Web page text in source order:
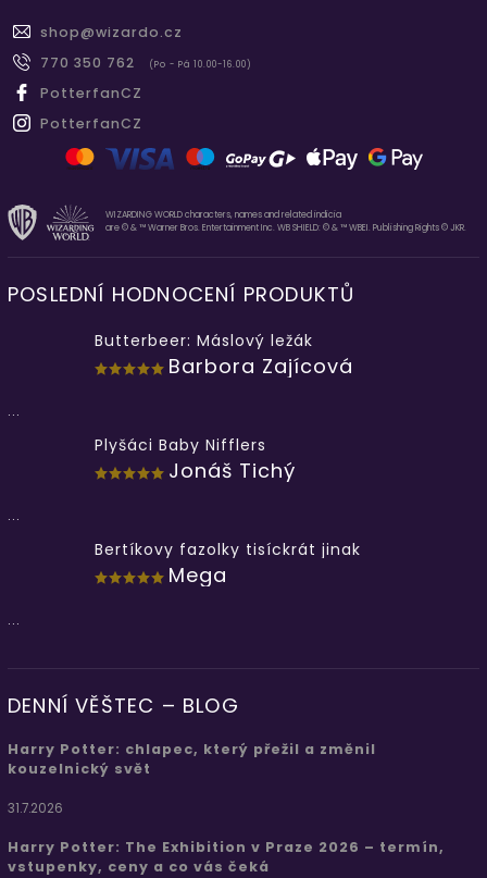
shop@wizardo.cz
770 350 762
(Po - Pá 10.00-16.00)
PotterfanCZ
PotterfanCZ
WIZARDING WORLD characters, names and related indicia
are © & ™ Warner Bros. Entertainment Inc. WB SHIELD: © & ™ WBEI. Publishing Rights © JKR.
POSLEDNÍ HODNOCENÍ PRODUKTŮ
Butterbeer: Máslový ležák
Barbora Zajícová
...
Plyšáci Baby Nifflers
Jonáš Tichý
...
Bertíkovy fazolky tisíckrát jinak
Mega
...
DENNÍ VĚŠTEC – BLOG
Harry Potter: chlapec, který přežil a změnil
kouzelnický svět
31.7.2026
Harry Potter: The Exhibition v Praze 2026 – termín,
vstupenky, ceny a co vás čeká